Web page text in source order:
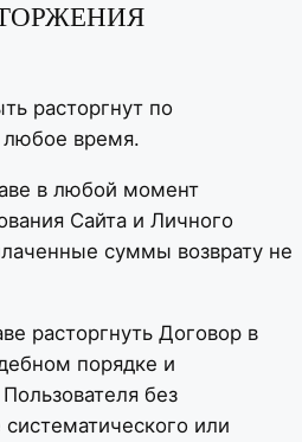
расторгнут по
время.
в любой момент
Сайта и Личного
суммы возврату не
расторгнуть Договор в
порядке и
без
или